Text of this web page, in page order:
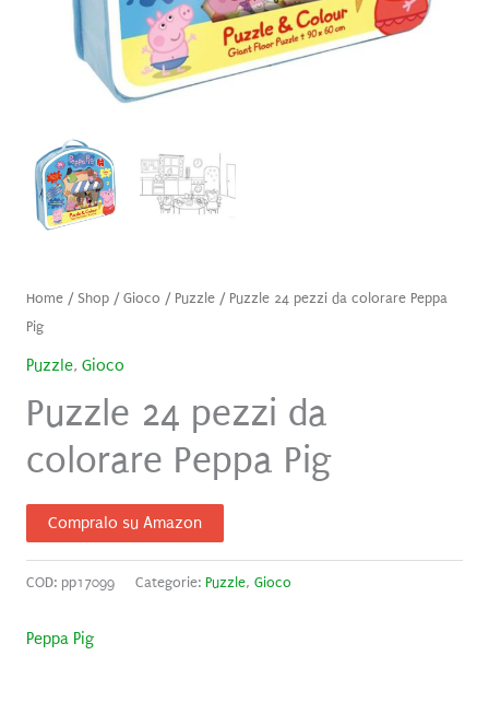
Home/ Shop/Gioco / Puzzle/ Puzzle 24 pezzi da colorare Peppa
Pig
Puzzle, Gioco
Puzzle 24 pezzi da
colorare Peppa Pig
Compralo su Amazon
COD: pp17099 Categorie: Puzzle, Gioco
Peppa Pig